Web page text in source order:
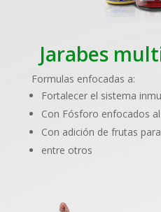
Jarabes
Formulas enfocadas a:
Fortalecer el sistema
Con Fósforo enfocados
Con adición de frutas
entre otros